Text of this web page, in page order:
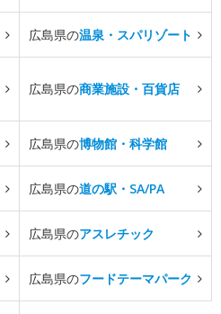
広島県の温泉・スパリゾート
広島県の商業施設・百貨店
広島県の博物館・科学館
広島県の道の駅・SA/PA
広島県のアスレチック
広島県のフードテーマパーク